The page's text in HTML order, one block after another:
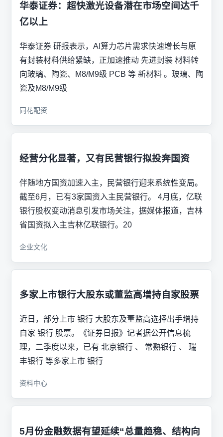
华泰证券：超快激光设备潜在市场空间达千
亿以上
华泰证券 研报表示，AI算力芯片需求快速增长与原
有封装材料供给紧缺，正加速推动 先进封装 材料转
向玻璃、陶瓷、M8/M9级 PCB 等 新材料 。玻璃、陶
瓷及M8/M9级
同花配资
经营分化显著，又有民营银行拟投奔国资
伴随地方国资加速入主，民营银行迎来系统性变局。
截至6月，已有3家国资入主民营银行。 4月底，亿联
银行股权变动消息引发市场关注，据媒体报道，吉林
省国资拟入主吉林亿联银行。20
企业文化
多家上市银行大股东或董监高增持自家股票
近日，部分上市 银行 大股东及董监高选择出手增持
自家 银行 股票。《证券日报》记者据公开信息梳
理，二季度以来，已有 北京银行 、 常熟银行 、 瑞
丰银行 等多家上市 银行
资料中心
5月份金融数据有望延续“总量趋稳、结构向